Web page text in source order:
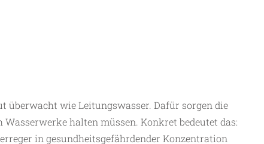
überwacht wie Leitungswasser. Dafür sorgen die
halten müssen. Konkret bedeutet das:
in gesundheitsgefährdender Konzentration